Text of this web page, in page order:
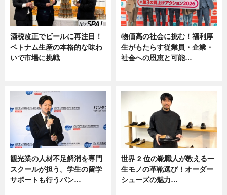
酒税改正でビールに再注目！
ベトナム生産の本格的な味わ
いで市場に挑戦
物価高の社会に挑む！福利厚
生がもたらす従業員・企業・
社会への恩恵と可能…
観光業の人材不足解消を専門
スクールが担う。学生の留学
サポートも行うバン…
世界 2 位の靴職人が教える一
生モノの革靴選び！オーダー
シューズの魅力…